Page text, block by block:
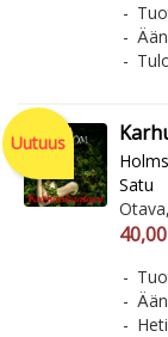
Uutuus
Satu